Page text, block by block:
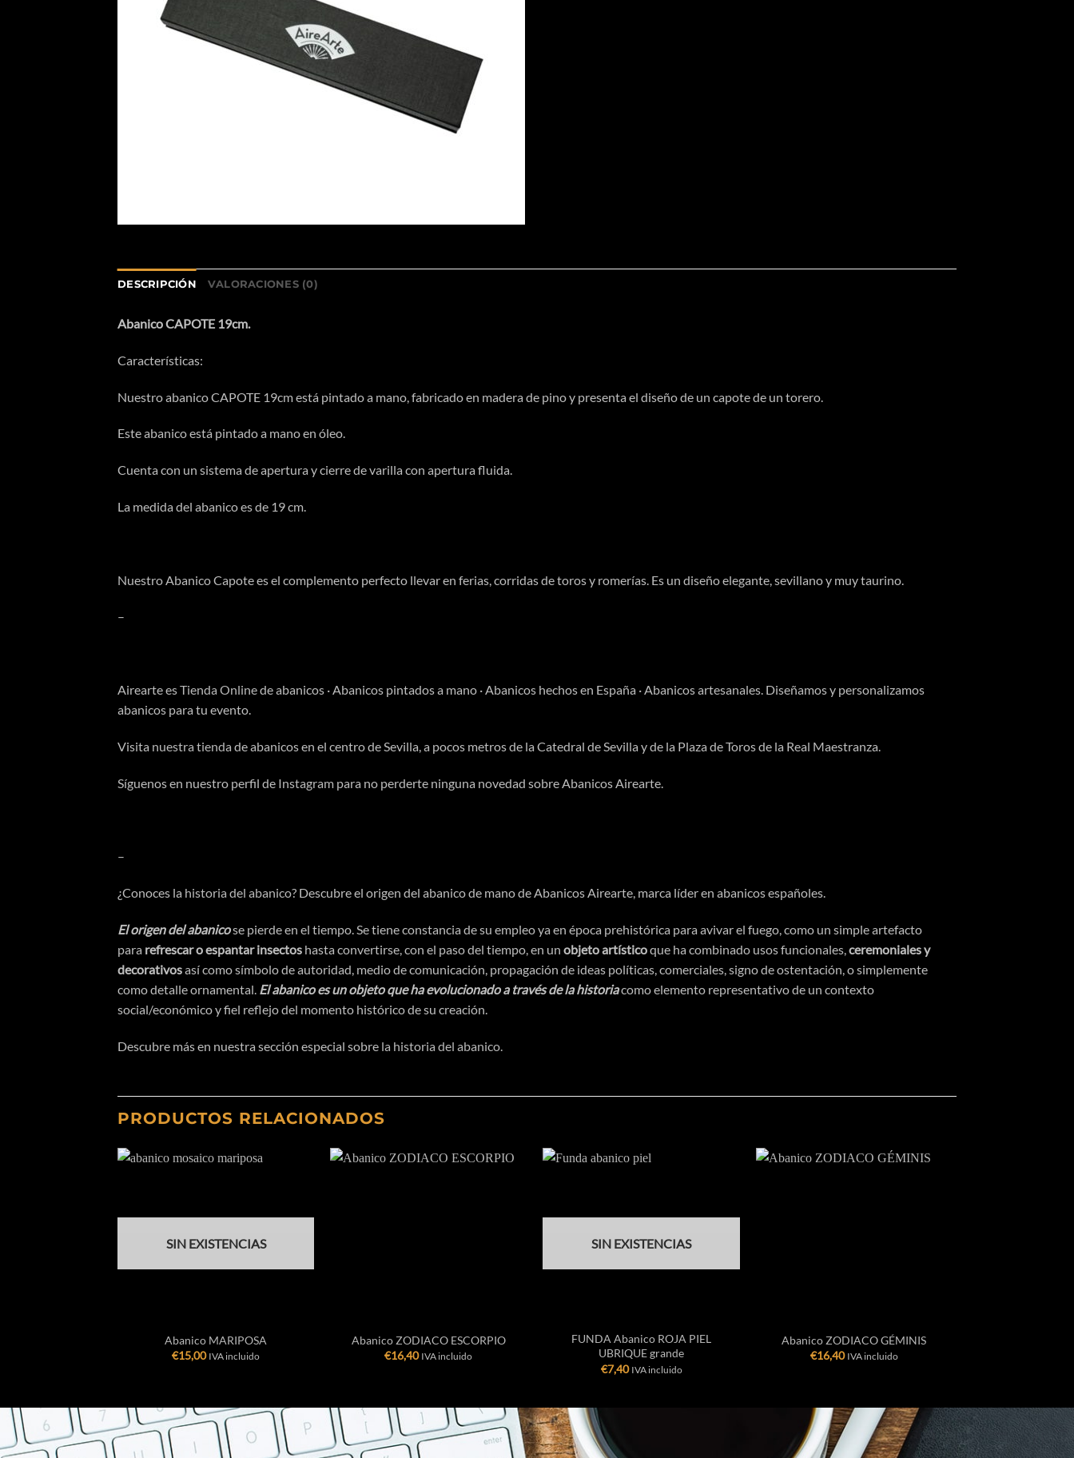
DESCRIPCIÓN VALORACIONES (0)
Abanico CAPOTE 19cm.
Características:
Nuestro abanico CAPOTE 19cm está pintado a mano, fabricado en madera de pino y presenta el diseño de un capote de un torero.
Este abanico está pintado a mano en óleo.
Cuenta con un sistema de apertura y cierre de varilla con apertura fluida.
La medida del abanico es de 19 cm.
Nuestro Abanico Capote es el complemento perfecto llevar en ferias, corridas de toros y romerías. Es un diseño elegante, sevillano y muy taurino.
–
Airearte esTienda Onlinede abanicos · Abanicos pintados a mano · Abanicos hechos en España · Abanicos artesanales. Diseñamos y personalizamos
abanicos para tu evento.
Visita nuestra tienda de abanicos en el centro de Sevilla, a pocos metros de la Catedral de Sevilla y de la Plaza de Toros de la Real Maestranza.
Síguenos en nuestro perfil de Instagram para no perderte ninguna novedad sobre Abanicos Airearte.
–
¿Conoces la historia del abanico? Descubre el origen del abanico de mano de Abanicos Airearte, marca líder en abanicos españoles.
El origen del abanicose pierde en el tiempo. Se tiene constancia de su empleo ya en época prehistórica para avivar el fuego, como un simple artefacto
para refrescar o espantar insectos hasta convertirse, con el paso del tiempo, en un objetoartísticoque ha combinado usos funcionales, ceremoniales y
decorativosasí comosímbolode autoridad, medio decomunicación propagación de ideas políticas , comerciales, signo deostentación , o simplemente
como detalle ornamental. El abanico es un objeto que ha evolucionado atravésde la historiacomo elemento representativo de un contexto
social/económicoy fiel reflejo del momento históricode su creación
Descubre más en nuestra sección especial sobre la historia del abanico.
PRODUCTOS RELACIONADOS
SIN EXISTENCIAS
Abanico MARIPOSA
€15,00 IVA incluido
Abanico ZODIACO ESCORPIO
€16,40 IVA incluido
SIN EXISTENCIAS
FUNDA Abanico ROJA PIEL
UBRIQUE grande
€7,40 IVA incluido
Abanico ZODIACO GÉMINIS
€16,40 IVA incluido